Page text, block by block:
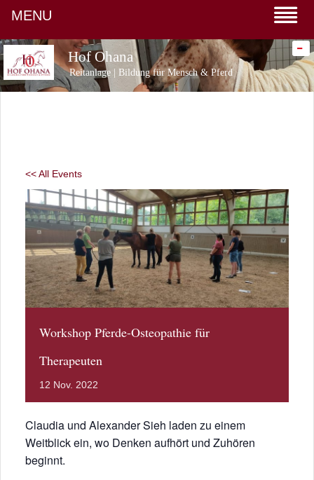
Hof Ohana
Reitanlage | Bildung für Mensch & Pferd
-
<< All Events
Workshop Pferde-Osteopathie für
Therapeuten
12 Nov. 2022
Claudia und Alexander Sieh laden zu einem
Weitblick ein, wo Denken aufhört und Zuhören
beginnt.
MENU